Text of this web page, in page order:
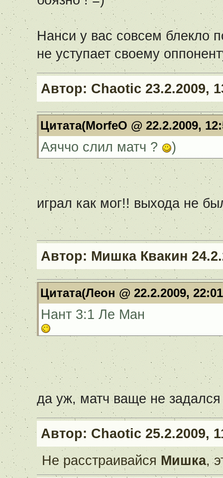
Нанси у вас совсем блекло
не уступает своему
Автор: Chaotic 23.2.2009,
Цитата(MorfeO @ 22.2.2009,
Аяччо слил матч ? )
играл как мог!! выхода не
Автор: Мишка Квакин
Цитата(Леон @ 22.2.2009,
Нант 3:1 Ле Ман
да уж, матч ваще не задался
Автор: Chaotic 25.2.2009,
Не расстраивайсяМишка,